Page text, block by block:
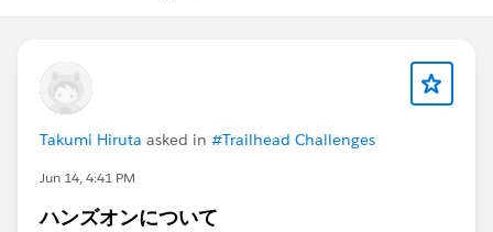
Takumi Hiruta asked in #Trailhead Challenges
Jun 14, 4:41 PM
ハンズオンについて